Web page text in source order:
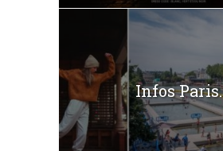
Infos Paris.